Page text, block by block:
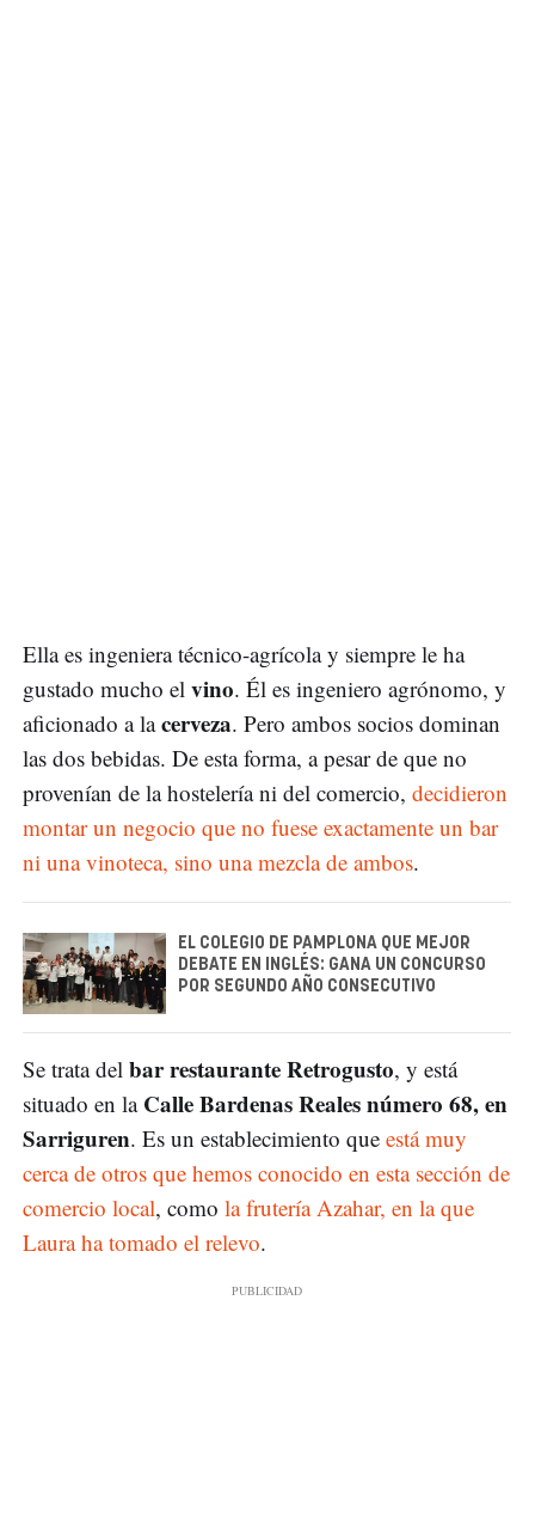
Ella es ingeniera técnico-agrícola y siempre le ha
gustado mucho el vino. Él es ingeniero agrónomo, y
aficionado a lacerveza. Pero ambos socios dominan
las dos bebidas. De esta forma, a pesar de que no
provenían de la hostelería ni del comercio, decidieron
montar un negocio que no fuese exactamente un bar
ni una vinoteca, sino una mezcla de ambos.
EL COLEGIO DE PAMPLONA QUE MEJOR
DEBATE EN INGLÉS: GANA UN CONCURSO
POR SEGUNDO AÑO CONSECUTIVO
Se trata del bar restaurante Retrogusto, y está
situado en la Calle Bardenas Reales número 68, en
Sarriguren. Es un establecimiento que está muy
cerca de otros que hemos conocido en esta sección de
comercio local, como la frutería Azahar, en la que
Laura ha tomado el relevo.